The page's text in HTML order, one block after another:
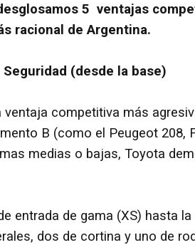
5 ventajas
racional de Argentina.
Seguridad (desde la base)
ventaja competitiva más
B (como el Peugeot
medias o bajas, Toyota
entrada de gama (XS) hasta
dos de cortina y uno de